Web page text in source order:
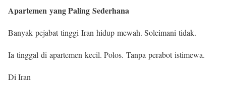
Apartemen yang Paling Sederhana
Banyak pejabat tinggi Iran hidup mewah. Soleimani tidak.
Ia tinggal di apartemen kecil. Polos. Tanpa perabot istimewa.
Di Iran